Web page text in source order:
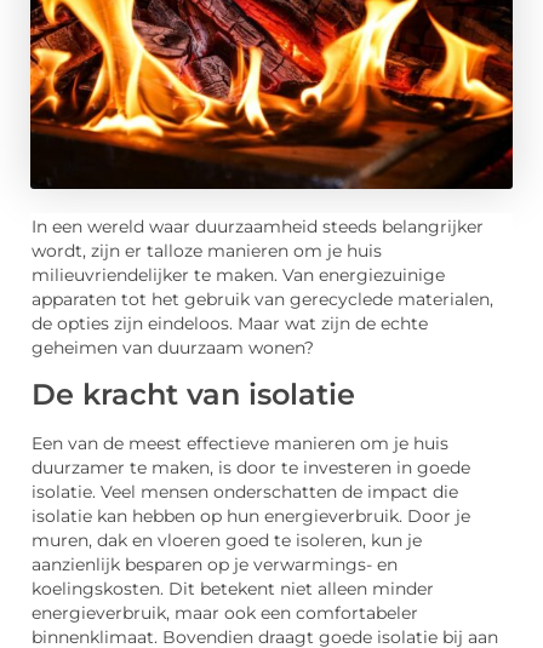
In een wereld waar duurzaamheid steeds belangrijker
wordt, zijn er talloze manieren om je huis
milieuvriendelijker te maken. Van energiezuinige
apparaten tot het gebruik van gerecyclede materialen,
de opties zijn eindeloos. Maar wat zijn de echte
geheimen van duurzaam wonen?
De kracht van isolatie
Een van de meest effectieve manieren om je huis
duurzamer te maken, is door te investeren in goede
isolatie. Veel mensen onderschatten de impact die
isolatie kan hebben op hun energieverbruik. Door je
muren, dak en vloeren goed te isoleren, kun je
aanzienlijk besparen op je verwarmings- en
koelingskosten. Dit betekent niet alleen minder
energieverbruik, maar ook een comfortabeler
binnenklimaat. Bovendien draagt goede isolatie bij aan